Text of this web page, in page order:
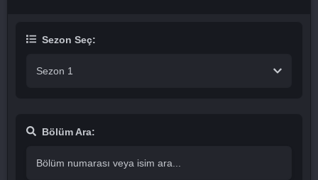
Sezon Seç:
Sezon 1
Bölüm Ara: